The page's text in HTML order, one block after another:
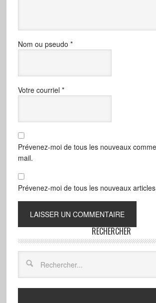
Nom ou pseudo *
Votre courriel *
Prévenez-moi de tous les nouveaux
mail.
Prévenez-moi de tous les nouveaux
RECHERCHER